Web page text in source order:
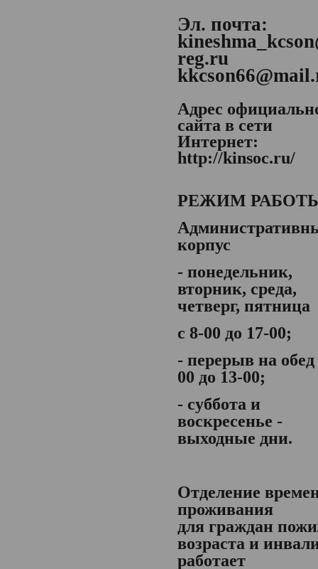
Эл. почта:
reg.ru
Адрес
сайта в сети
Интернет:
http://kinsoc.ru/
РЕЖИМ
корпус
- понедельник,
вторник, среда,
четверг, пятница
с 8-00 до 17-00;
- перерыв на обед
00 до 13-00;
- суббота и
воскресенье -
выходные дни.
Отделение
проживания
для граждан
возраста и
работает